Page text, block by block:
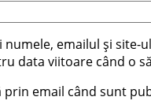
numele, emailul și site-
data viitoare când o
prin email când sunt